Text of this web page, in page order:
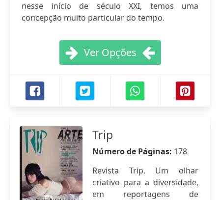
nesse início de século XXI, temos uma
concepção muito particular do tempo.
Ver Opções
Trip
Número de Páginas: 178
Revista Trip. Um olhar
criativo para a diversidade,
em reportagens de